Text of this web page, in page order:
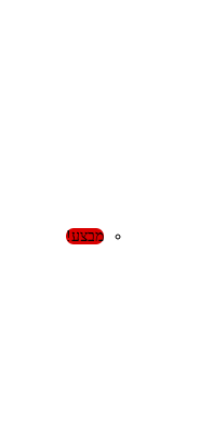
מבצע!